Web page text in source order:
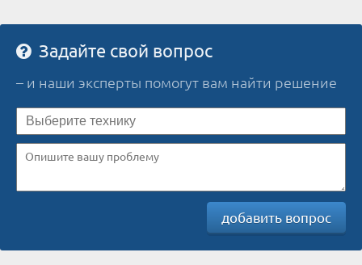
Задайте свой вопрос
– и наши эксперты помогут вам найти решение
добавить вопрос